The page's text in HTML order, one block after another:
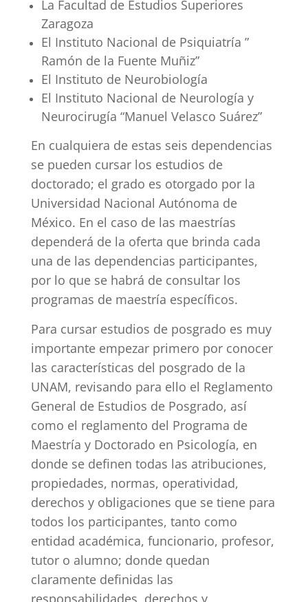
La Facultad de Estudios Superiores
Zaragoza
El Instituto Nacional de Psiquiatría ”
Ramón de la Fuente Muñiz”
El Instituto de Neurobiología
El Instituto Nacional de Neurología y
Neurocirugía “Manuel Velasco Suárez”
En cualquiera de estas seis dependencias
se pueden cursar los estudios de
doctorado; el grado es otorgado por la
Universidad Nacional Autónoma de
México. En el caso de las maestrías
dependerá de la oferta que brinda cada
una de las dependencias participantes,
por lo que se habrá de consultar los
programas de maestría específicos.
Para cursar estudios de posgrado es muy
importante empezar primero por conocer
las características del posgrado de la
UNAM, revisando para ello el Reglamento
General de Estudios de Posgrado, así
como el reglamento del Programa de
Maestría y Doctorado en Psicología, en
donde se definen todas las atribuciones,
propiedades, normas, operatividad,
derechos y obligaciones que se tiene para
todos los participantes, tanto como
entidad académica, funcionario, profesor,
tutor o alumno; donde quedan
claramente definidas las
responsabilidades, derechos y